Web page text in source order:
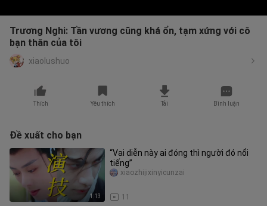
Trương Nghi: Tần vương cũng khá ổn, tạm xứng với cô
bạn thân của tôi
xiaolushuo
Thích Yêu thích Tải Bình luận
Đề xuất cho bạn
1:13
“Vai diễn này ai đóng thì người đó nổi
tiếng”
11
xiaozhijixinyicunzai